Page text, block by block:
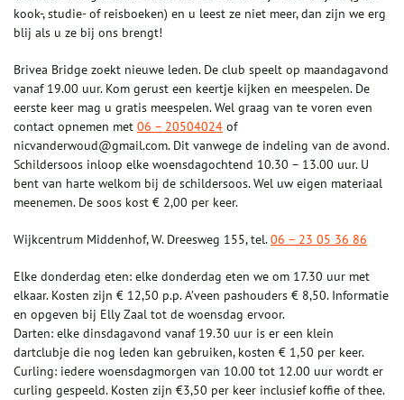
kook-, studie- of reisboeken) en u leest ze niet meer, dan zijn we erg
blij als u ze bij ons brengt!
Brivea Bridge zoekt nieuwe leden. De club speelt op maandagavond
vanaf 19.00 uur. Kom gerust een keertje kijken en meespelen. De
eerste keer mag u gratis meespelen. Wel graag van te voren even
contact opnemen met 06 – 20504024 of
nicvanderwoud@gmail.com. Dit vanwege de indeling van de avond.
Schildersoos inloop elke woensdagochtend 10.30 – 13.00 uur. U
bent van harte welkom bij de schildersoos. Wel uw eigen materiaal
meenemen. De soos kost € 2,00 per keer.
Wijkcentrum Middenhof, W. Dreesweg 155, tel.06 – 23 05 36 86
Elke donderdag eten: elke donderdag eten we om 17.30 uur met
elkaar. Kosten zijn € 12,50 p.p. A’veen pashouders € 8,50. Informatie
en opgeven bij Elly Zaal tot de woensdag ervoor.
Darten: elke dinsdagavond vanaf 19.30 uur is er een klein
dartclubje die nog leden kan gebruiken, kosten € 1,50 per keer.
Curling: iedere woensdagmorgen van 10.00 tot 12.00 uur wordt er
curling gespeeld. Kosten zijn €3,50 per keer inclusief koffie of thee.